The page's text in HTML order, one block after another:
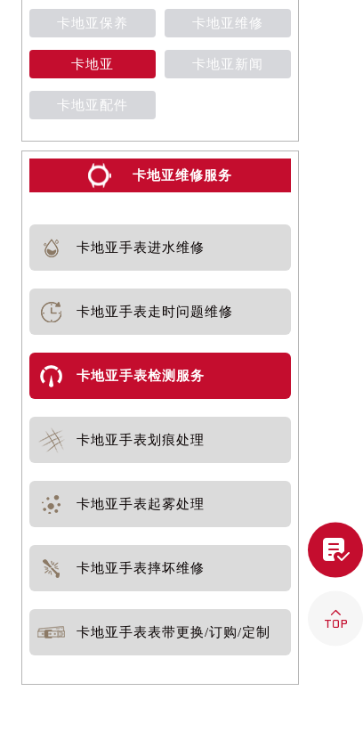
卡地亚保养 卡地亚维修
卡地亚 卡地亚新闻
卡地亚配件
卡地亚维修服务
卡地亚手表进水维修
卡地亚手表走时问题维修
卡地亚手表检测服务
卡地亚手表划痕处理
卡地亚手表起雾处理
卡地亚手表摔坏维修
卡地亚手表表带更换/订购/定制

